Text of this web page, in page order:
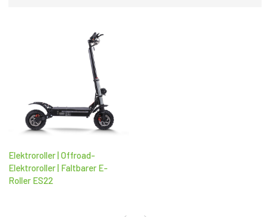
Elektroroller | Offroad-
Elektroroller | Faltbarer E-
Roller ES22